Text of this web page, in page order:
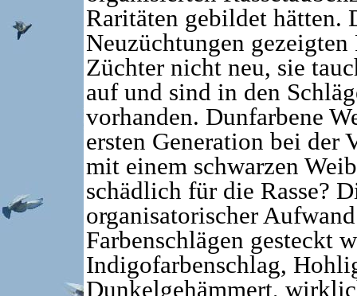
Raritäten gebildet hätten.
Neuzüchtungen
Züchter nicht neu, sie
auf und sind in den
vorhanden. Dunfarbene
ersten Generation bei der
mit einem schwarzen
schädlich für die Rasse?
organisatorischer
Farbenschlägen gesteckt
Indigofarbenschlag,
Dunkelgehämmert,